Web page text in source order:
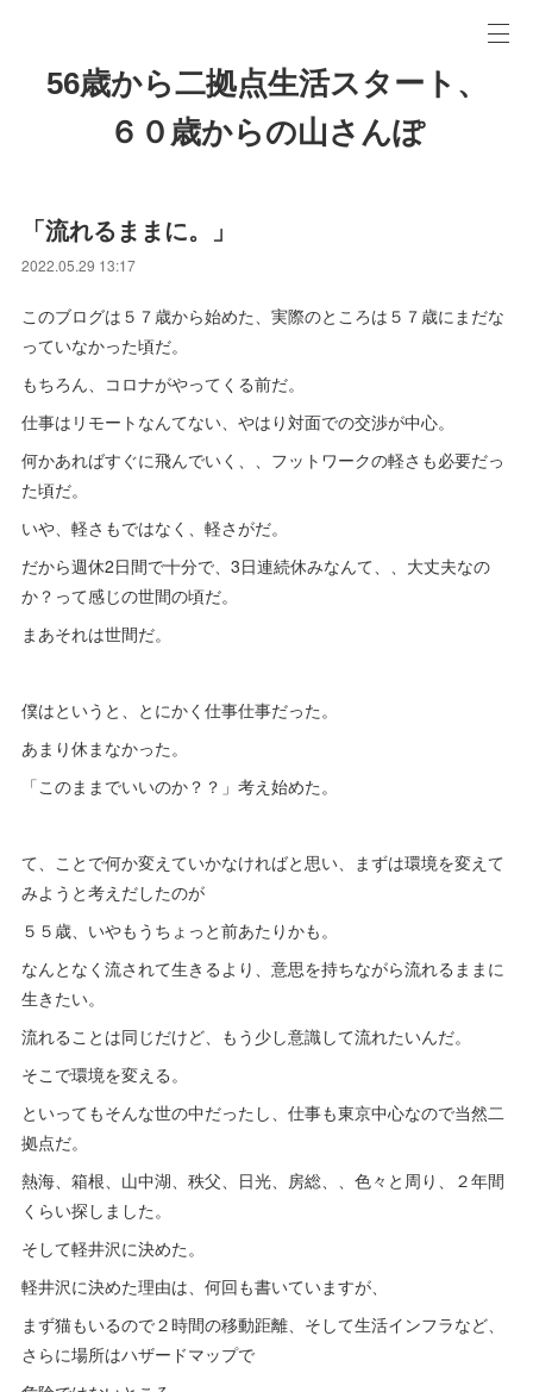
56歳から二拠点生活スタート、
６０歳からの山さんぽ
「流れるままに。」
2022.05.29 13:17
このブログは５７歳から始めた、実際のところは５７歳にまだな
っていなかった頃だ。
もちろん、コロナがやってくる前だ。
仕事はリモートなんてない、やはり対面での交渉が中心。
何かあればすぐに飛んでいく、、フットワークの軽さも必要だっ
た頃だ。
いや、軽さもではなく、軽さがだ。
だから週休2日間で十分で、3日連続休みなんて、、大丈夫なの
か？って感じの世間の頃だ。
まあそれは世間だ。
僕はというと、とにかく仕事仕事だった。
あまり休まなかった。
「このままでいいのか？？」考え始めた。
て、ことで何か変えていかなければと思い、まずは環境を変えて
みようと考えだしたのが
５５歳、いやもうちょっと前あたりかも。
なんとなく流されて生きるより、意思を持ちながら流れるままに
生きたい。
流れることは同じだけど、もう少し意識して流れたいんだ。
そこで環境を変える。
といってもそんな世の中だったし、仕事も東京中心なので当然二
拠点だ。
熱海、箱根、山中湖、秩父、日光、房総、、色々と周り、２年間
くらい探しました。
そして軽井沢に決めた。
軽井沢に決めた理由は、何回も書いていますが、
まず猫もいるので２時間の移動距離、そして生活インフラなど、
さらに場所はハザードマップで